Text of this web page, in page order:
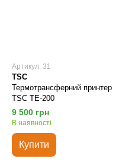
Артикул: 31
TSC
Термотрансферний принтер
TSC TE-200
9 500 грн
В наявності
Купити